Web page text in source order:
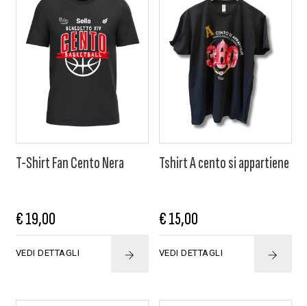
T-Shirt Fan Cento Nera
€ 19,00
VEDI DETTAGLI
Tshirt A cento si appartiene
€ 15,00
VEDI DETTAGLI